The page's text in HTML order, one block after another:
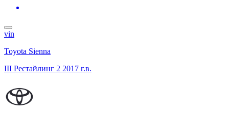
vin
Toyota Sienna
III Рестайлинг 2 2017 г.в.